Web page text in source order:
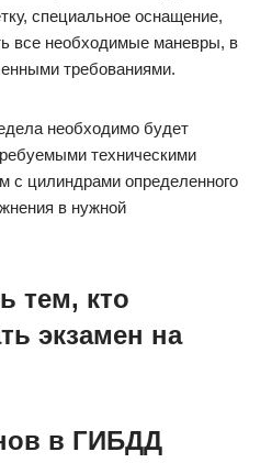
специальное оснащение,
все необходимые маневры, в
требованиями.
необходимо будет
техническими
с цилиндрами определенного
в нужной
тем, кто
экзамен на
в ГИБДД